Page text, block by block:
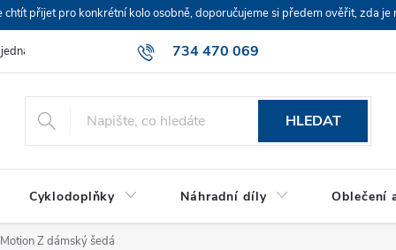
přijet pro konkrétní kolo osobně, doporučujeme si předem ověřit, zda
734 470 069
HLEDAT
Cyklodoplňky Náhradní díly Oblečení
Z dámský šedá